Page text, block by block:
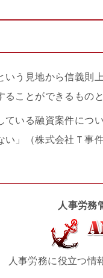
いう見地から信義
ることができるも
ている融資案件に
い」（株式会社Ｔ
人事労務
人事労務に役立つ情